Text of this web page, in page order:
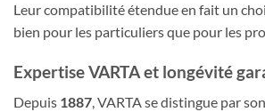
Leur compatibilité étendue en fait un
bien pour les particuliers que pour les
Expertise VARTA et longévité
Depuis 1887, VARTA se distingue par